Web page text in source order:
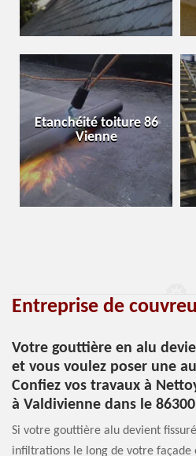
Etanchéité toiture 86
Vienne
Entreprise de
Votre gouttière en alu
et vous voulez poser une
Confiez vos travaux à
à Valdivienne dans le
Si votre gouttière alu devient
infiltrations le long de votre façade